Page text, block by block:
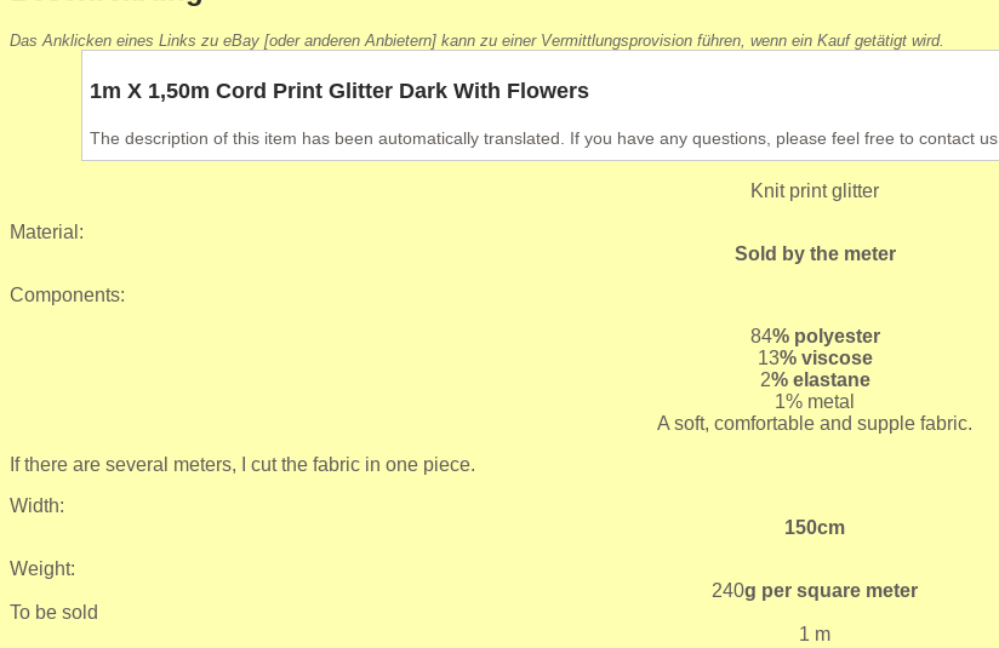
Das Anklicken eines Links zu eBay [oder anderen Anbietern] kann zu einer Vermittlungsprovision führen, wenn ein Kauf getätigt wird.
1m X 1,50m Cord Print Glitter Dark With Flowers
The description of this item has been automatically translated. If you have any questions, please feel free to contact us.
Knit print glitter
Material:
Sold by the meter
Components:
84% polyester
13% viscose
2% elastane
1% metal
A soft, comfortable and supple fabric.
If there are several meters, I cut the fabric in one piece.
Width:
150cm
Weight:
240g per square meter
To be sold
1 m